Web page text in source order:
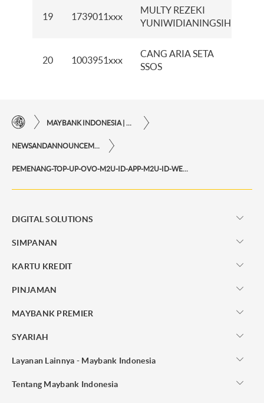
19 1739011xxx
MULTY REZEKI
YUNIWIDIANINGSIH
20 1003951xxx
CANG ARIA SETA
SSOS
DIGITAL SOLUTIONS
SIMPANAN
KARTU KREDIT
PINJAMAN
MAYBANK PREMIER
SYARIAH
Layanan Lainnya - Maybank Indonesia
Tentang Maybank Indonesia